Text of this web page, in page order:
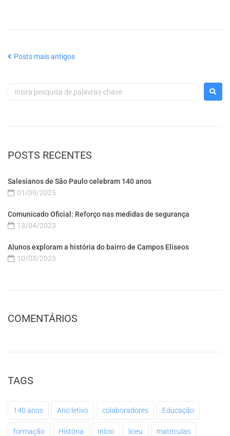
Posts mais antigos
POSTS RECENTES
Salesianos de São Paulo celebram 140 anos
01/09/2025
Comunicado Oficial: Reforço nas medidas de segurança
13/04/2023
Alunos exploram a história do bairro de Campos Elíseos
10/03/2023
COMENTÁRIOS
TAGS
140 anos Ano letivo colaboradores Educação
formação História Início liceu matrículas